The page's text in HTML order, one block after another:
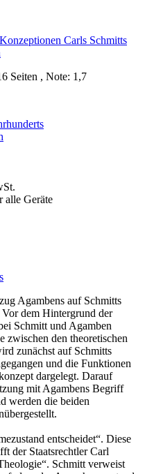
Seiten , Note: 1,7
alle Geräte
Agambens auf Schmitts
dem Hintergrund der
Schmitt und Agamben
zwischen den theoretischen
zunächst auf Schmitts
und die Funktionen
dargelegt. Darauf
mit Agambens Begriff
werden die beiden
entscheidet“. Diese
der Staatsrechtler Carl
Schmitt verweist